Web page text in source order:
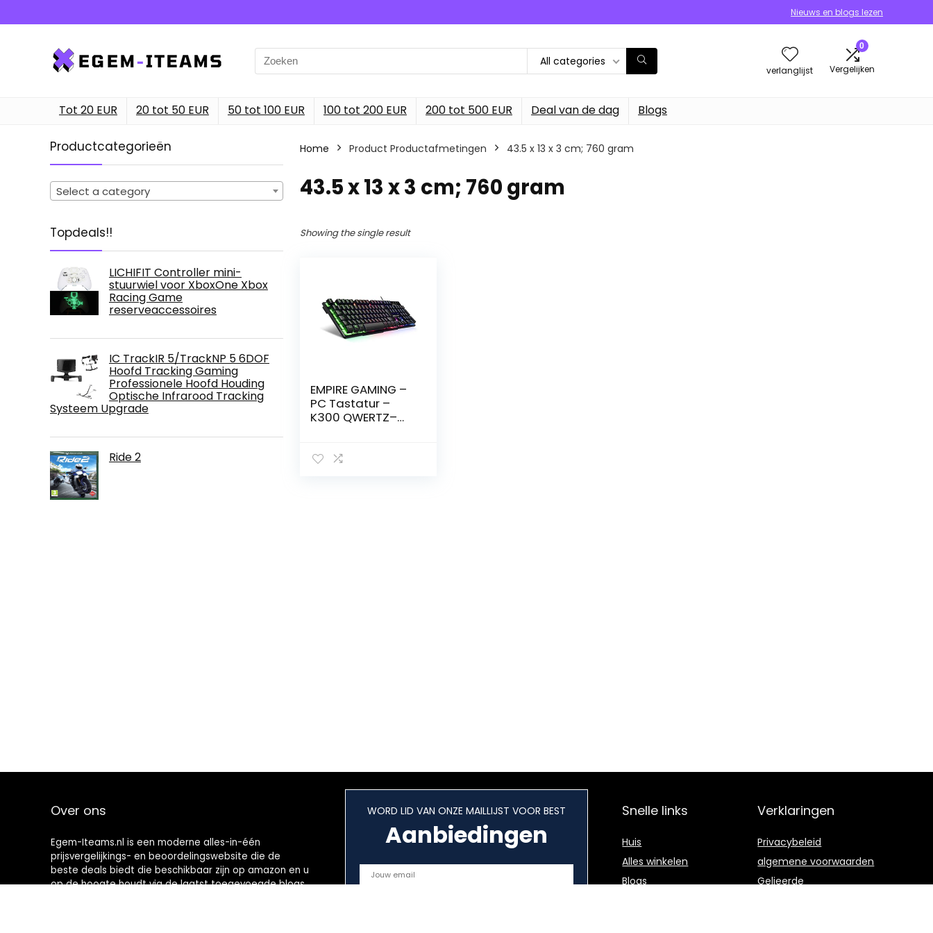
Nieuws en blogs lezen
Search
for:
All categories
verlanglijst
0
Vergelijken
Tot 20 EUR 20 tot 50 EUR 50 tot 100 EUR 100 tot 200 EUR 200 tot 500 EUR Deal van de dag Blogs
Productcategorieën
Select a category
Topdeals!!
LICHIFIT Controller mini-
stuurwiel voor XboxOne Xbox
Racing Game
reserveaccessoires
IC TrackIR 5/TrackNP 5 6DOF
Hoofd Tracking Gaming
Professionele Hoofd Houding
Optische Infrarood Tracking
Systeem Upgrade
Ride 2
Home Product Productafmetingen ‎43.5 x 13 x 3 cm; 760 gram
‎43.5 x 13 x 3 cm; 760 gram
Showing the single result
EMPIRE GAMING –
PC Tastatur –
K300 QWERTZ–
Tasten, davon 19
Over ons
Egem-Iteams.nl is een moderne alles-in-één
prijsvergelijkings- en beoordelingswebsite die de
beste deals biedt die beschikbaar zijn op amazon en u
op de hoogte houdt via de laatst toegevoegde blogs.
WORD LID VAN ONZE MAILLIJST VOOR BEST
Aanbiedingen
Snelle links
Huis
Alles winkelen
Blogs
Verklaringen
Privacybeleid
algemene voorwaarden
Gelieerde